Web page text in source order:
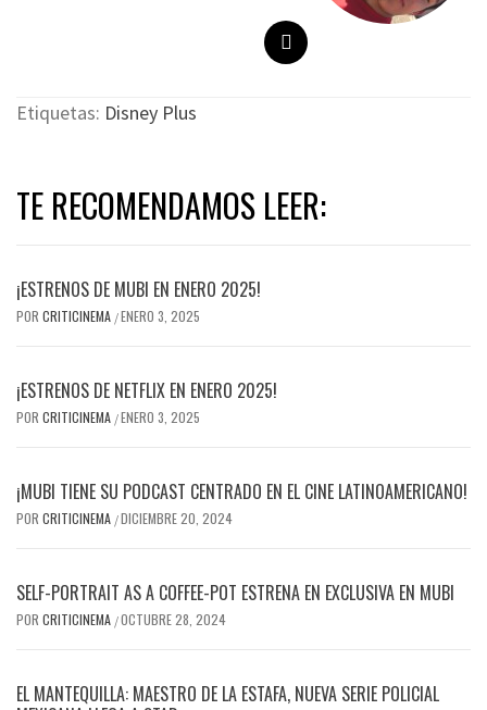
Etiquetas: Disney Plus
TE RECOMENDAMOS LEER:
¡ESTRENOS DE MUBI EN ENERO 2025!
POR CRITICINEMA /ENERO 3, 2025
¡ESTRENOS DE NETFLIX EN ENERO 2025!
POR CRITICINEMA /ENERO 3, 2025
¡MUBI TIENE SU PODCAST CENTRADO EN EL CINE LATINOAMERICANO!
POR CRITICINEMA /DICIEMBRE 20, 2024
SELF-PORTRAIT AS A COFFEE-POT ESTRENA EN EXCLUSIVA EN MUBI
POR CRITICINEMA /OCTUBRE 28, 2024
EL MANTEQUILLA: MAESTRO DE LA ESTAFA, NUEVA SERIE POLICIAL